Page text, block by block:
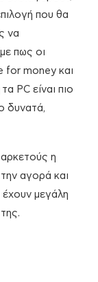
που θα
να
πως οι
for money και
PC είναι πιο
δυνατά,
η
αγορά και
μεγάλη